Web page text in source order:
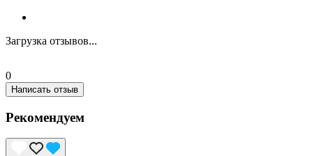
Загрузка отзывов...
0
Написать отзыв
Рекомендуем